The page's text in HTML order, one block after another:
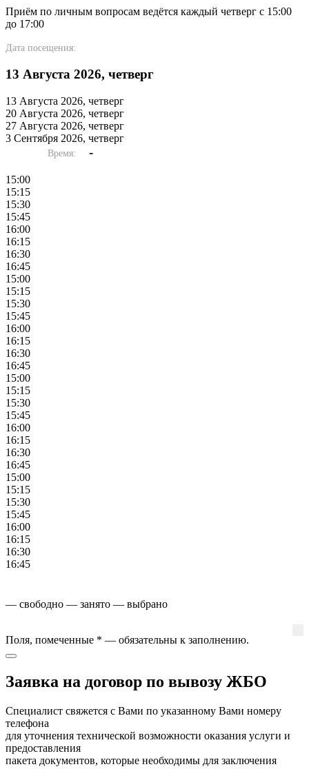
Приём по личным вопросам ведётся каждый четверг с 15:00
до 17:00
Дата посещения:
13 Августа 2026, четверг
13 Августа 2026, четверг
20 Августа 2026, четверг
27 Августа 2026, четверг
3 Сентября 2026, четверг
Время: -
15:00
15:15
15:30
15:45
16:00
16:15
16:30
16:45
15:00
15:15
15:30
15:45
16:00
16:15
16:30
16:45
15:00
15:15
15:30
15:45
16:00
16:15
16:30
16:45
15:00
15:15
15:30
15:45
16:00
16:15
16:30
16:45
— свободно — занято — выбрано
Поля, помеченные * — обязательны к заполнению.
Заявка на договор по вывозу ЖБО
Специалист свяжется с Вами по указанному Вами номеру
телефона
для уточнения технической возможности оказания услуги и
предоставления
пакета документов, которые необходимы для заключения